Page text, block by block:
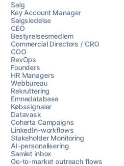
Salg
Key Account Manager
Salgsledelse
CEO
Bestyrelsesmedlem
Commercial Directors / CRO
COO
RevOps
Founders
HR Managers
Webbureau
Rekruttering
Emnedatabase
Købssignaler
Datavask
Coherta Campaigns
LinkedIn-workflows
Stakeholder Monitoring
AI-personalisering
Samlet inbox
Go-to-market outreach flows